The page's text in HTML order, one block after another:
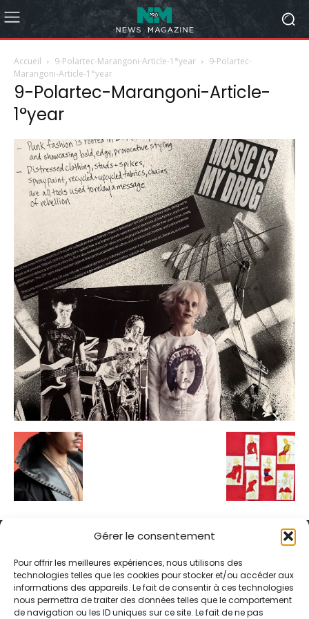
Gérer le consentement
Pour offrir les meilleures expériences, nous utilisons des
technologies telles que les cookies pour stocker et/ou accéder aux
informations des appareils. Le fait de consentir à ces technologies
nous permettra de traiter des données telles que le comportement
de navigation ou les ID uniques sur ce site. Le fait de ne pas
Accueil 9-Polartec-Marangoni-Article-1°year
9-Polartec-
Marangoni-Article-1°year
9-Polartec-Marangoni-Article-
1°year
Alternative Média est une agence de relations presse et de
relations publiques basée à Grenoble. Depuis 1995, elle conçoit et